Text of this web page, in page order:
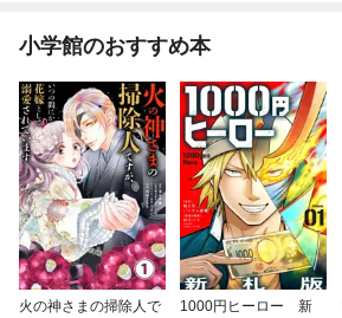
小学館のおすすめ本
火の神さまの掃除人で
1000円ヒーロー 新